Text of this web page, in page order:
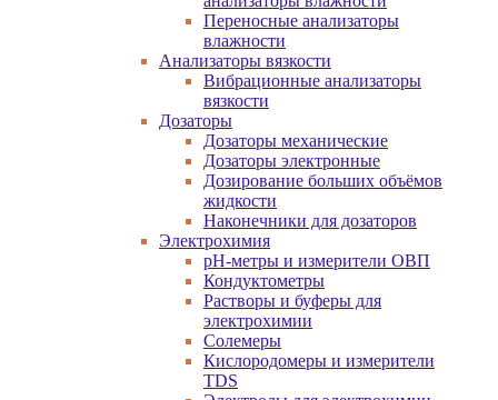
Переносные анализаторы
влажности
Анализаторы вязкости
Вибрационные анализаторы
вязкости
Дозаторы
Дозаторы механические
Дозаторы электронные
Дозирование больших объёмов
жидкости
Наконечники для дозаторов
Электрохимия
pH-метры и измерители ОВП
Кондуктометры
Растворы и буферы для
электрохимии
Солемеры
Кислородомеры и измерители
TDS